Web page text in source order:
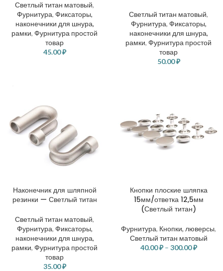
Светлый титан матовый,
Фурнитура, Фиксаторы,
наконечники для шнура,
рамки, Фурнитура простой
товар
45.00₽
Светлый титан матовый,
Фурнитура, Фиксаторы,
наконечники для шнура,
рамки, Фурнитура простой
товар
50.00₽
Наконечник для шляпной
резинки — Светлый титан
Светлый титан матовый,
Фурнитура, Фиксаторы,
наконечники для шнура,
рамки, Фурнитура простой
товар
35.00₽
Кнопки плоские шляпка
15мм/ответка 12,5мм
(Светлый титан)
Фурнитура, Кнопки, люверсы,
Светлый титан матовый
40.00₽ – 300.00₽